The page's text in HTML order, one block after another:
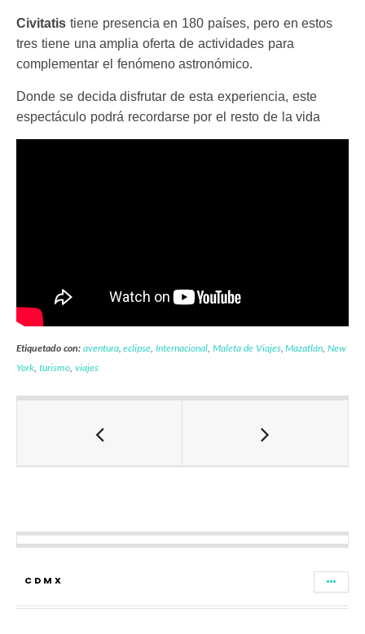
Civitatis tiene presencia en 180 países, pero en estos
tres tiene una amplia oferta de actividades para
complementar el fenómeno astronómico.
Donde se decida disfrutar de esta experiencia, este
espectáculo podrá recordarse por el resto de la vida
Etiquetado con: aventura,eclipse Internacional ,Maleta de Viajes,Mazatlán ,New
York turismo, viajes
CDMX